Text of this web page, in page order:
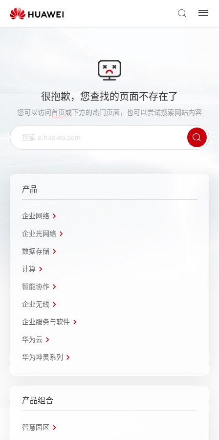
很抱歉，您查找的页面不存在了
您可以访问首页或下方的热门页面，也可以尝试搜索网站内容
产品
企业网络
企业光网络
数据存储
计算
智能协作
企业无线
企业服务与软件
华为云
华为坤灵系列
产品组合
智慧园区